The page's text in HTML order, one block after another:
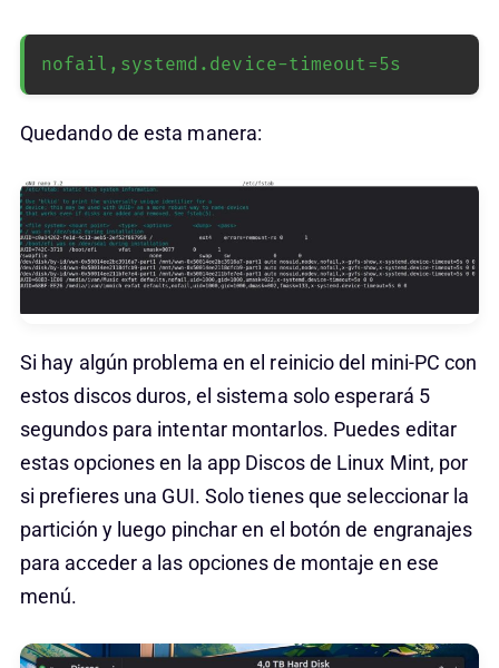
nofail,systemd.device-timeout=5s
Quedando de esta manera:
Si hay algún problema en el reinicio del mini-PC con
estos discos duros, el sistema solo esperará 5
segundos para intentar montarlos. Puedes editar
estas opciones en la app Discos de Linux Mint, por
si prefieres una GUI. Solo tienes que seleccionar la
partición y luego pinchar en el botón de engranajes
para acceder a las opciones de montaje en ese
menú.